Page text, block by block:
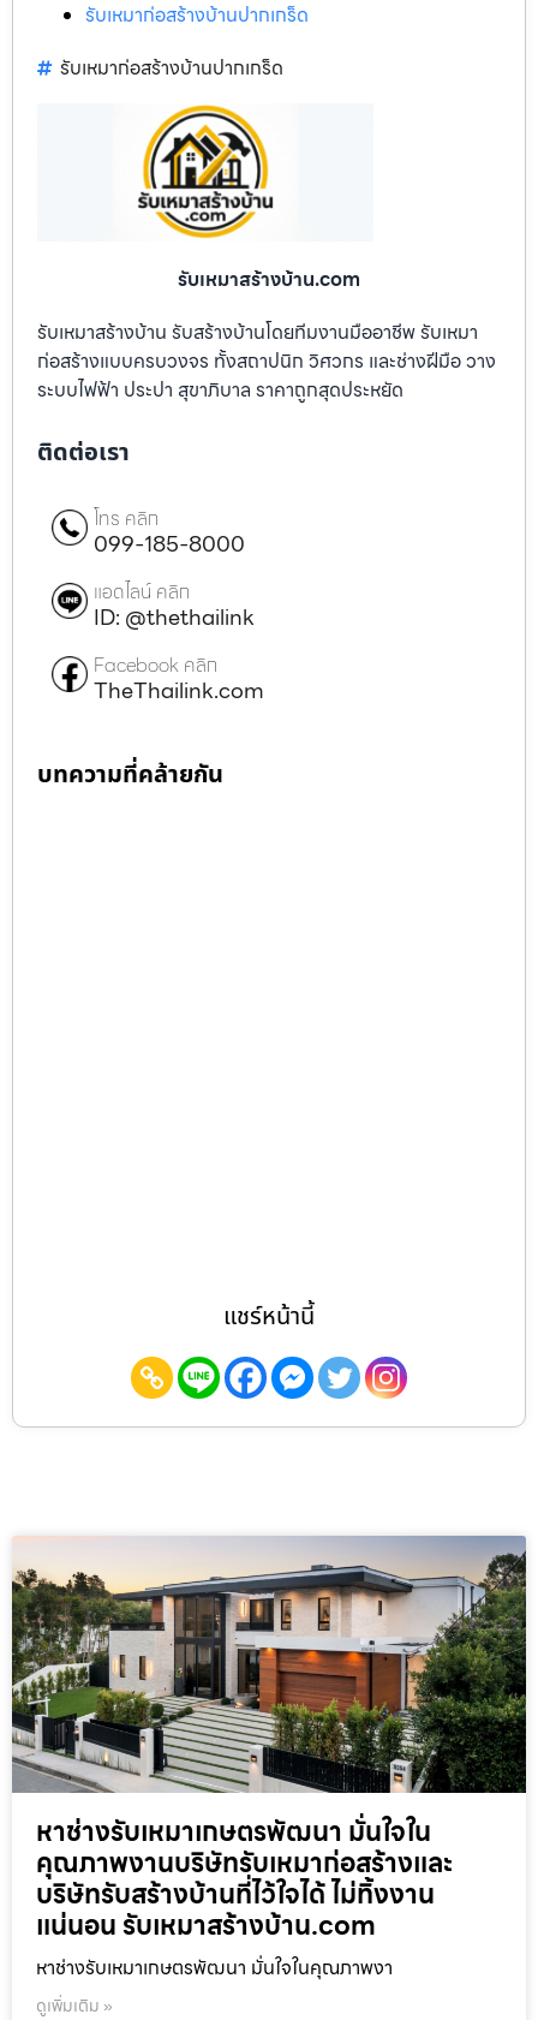
รับเหมาก่อสร้างบ้านปากเกร็ด
รับเหมาก่อสร้างบ้านปากเกร็ด
รับเหมาสร้างบ้าน.com
รับเหมาสร้างบ้าน รับสร้างบ้านโดยทีมงานมืออาชีพ รับเหมา
ก่อสร้างแบบครบวงจร ทั้งสถาปนิก วิศวกร และช่างฝีมือ วาง
ระบบไฟฟ้า ประปา สุขาภิบาล ราคาถูกสุดประหยัด
ติดต่อเรา
โทร คลิก
099-185-8000
แอดไลน์ คลิก
ID: @thethailink
Facebook คลิก
TheThailink.com
บทความที่คล้ายกัน
แชร์หน้านี้
หาช่างรับเหมาเกษตรพัฒนา มั่นใจใน
คุณภาพงานบริษัทรับเหมาก่อสร้างและ
บริษัทรับสร้างบ้านที่ไว้ใจได้ ไม่ทิ้งงาน
แน่นอน รับเหมาสร้างบ้าน.com
หาช่างรับเหมาเกษตรพัฒนา มั่นใจในคุณภาพงา
ดูเพิ่มเติม »